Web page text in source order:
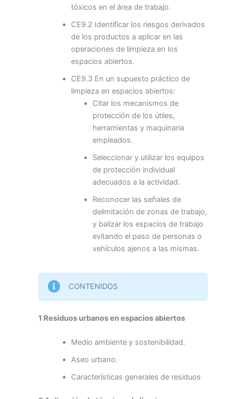
tóxicos en el área de trabajo.
CE9.2 Identificar los riesgos derivados
de los productos a aplicar en las
operaciones de limpieza en los
espacios abiertos.
CE9.3 En un supuesto práctico de
limpieza en espacios abiertos:
Citar los mecanismos de
protección de los útiles,
herramientas y maquinaria
empleados.
Seleccionar y utilizar los equipos
de protección individual
adecuados a la actividad.
Reconocer las señales de
delimitación de zonas de trabajo,
y balizar los espacios de trabajo
evitando el paso de personas o
vehículos ajenos a las mismas.
CONTENIDOS
1 Residuos urbanos en espacios abiertos
Medio ambiente y sostenibilidad.
Aseo urbano.
Características generales de residuos